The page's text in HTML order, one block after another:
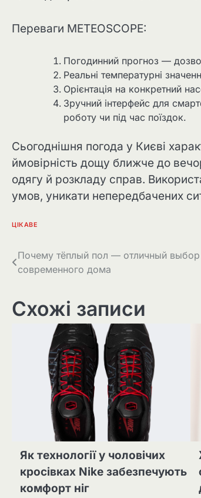
Переваги METEOSCOPE:
Погодинний прогноз —
Реальні температурні
Орієнтація на конкретний
Зручний інтерфейс для
роботу чи під час поїздок.
Сьогоднішня погода у Києві
ймовірність дощу ближче до
одягу й розкладу справ.
умов, уникати непередбачених
ЦІКАВЕ
Навігація
записів
Почему тёплый пол — отличный выбор
современного дома
Схожі записи
Як технології у чоловічих
кросівках Nike забезпечують
комфорт ніг